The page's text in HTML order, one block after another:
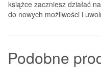
książce zaczniesz działać
do nowych możliwości i
Podobne